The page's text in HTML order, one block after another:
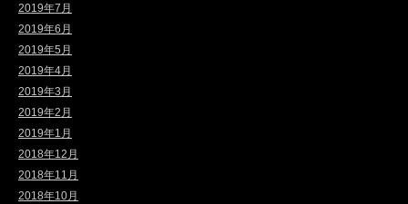
2019年7月
2019年6月
2019年5月
2019年4月
2019年3月
2019年2月
2019年1月
2018年12月
2018年11月
2018年10月